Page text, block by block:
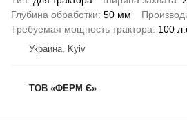
Глубина обработки 50 мм
Требуемая мощность трактора
100
Украина, Kyiv
ТОВ «ФЕРМ Є»